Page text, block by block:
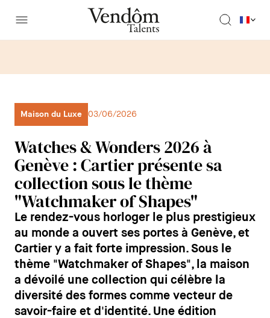
Maison du Luxe 03/06/2026
Watches & Wonders 2026 à
Genève : Cartier présente sa
collection sous le thème
"Watchmaker of Shapes"
Le rendez-vous horloger le plus prestigieux
au monde a ouvert ses portes à Genève, et
Cartier y a fait forte impression. Sous le
thème "Watchmaker of Shapes", la maison
a dévoilé une collection qui célèbre la
diversité des formes comme vecteur de
savoir-faire et d'identité. Une édition